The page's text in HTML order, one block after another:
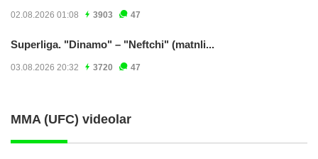
02.08.2026 01:08 3903 47
Superliga. "Dinamo" – "Neftchi" (matnli...
03.08.2026 20:32 3720 47
MMA (UFC) videolar